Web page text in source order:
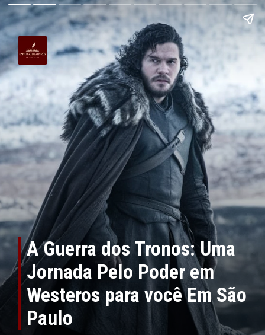
A Guerra dos Tronos: Uma
Jornada Pelo Poder em
Westeros para você Em São
Paulo